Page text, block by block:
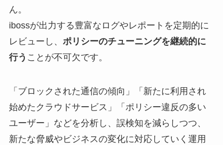
ん。
ibossが出力する豊富なログやレポートを定期的に
レビューし、 ポリシーのチューニングを継続的に
行う ことが不可欠です。
「ブロックされた通信の傾向」「新たに利用され
始めたクラウドサービス」「ポリシー違反の多い
ユーザー」などを分析し、誤検知を減らしつつ、
新たな脅威やビジネスの変化に対応していく運用